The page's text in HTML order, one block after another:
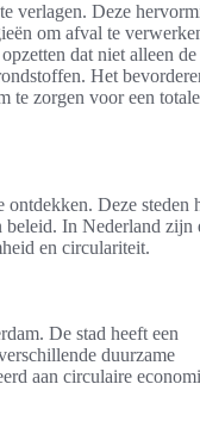
verlagen. Deze
om afval te
dat niet alleen de
Het
te zorgen voor een totale
ontdekken. Deze steden
beleid. In Nederland zijn
en circulariteit.
De stad heeft een
duurzame
aan circulaire